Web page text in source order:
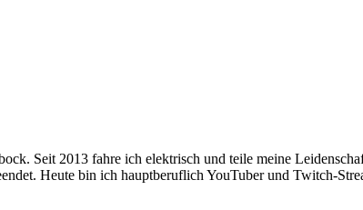
Seit 2013 fahre ich elektrisch und teile meine
Heute bin ich hauptberuflich YouTuber und Twitch-